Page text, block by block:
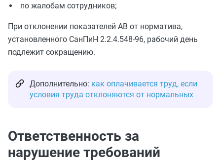
по жалобам сотрудников;
При отклонении показателей АВ от норматива,
установленного СанПиН 2.2.4.548-96, рабочий день
подлежит сокращению.
Дополнительно: как оплачивается труд, если
условия труда отклоняются от нормальных
Ответственность за
нарушение требований